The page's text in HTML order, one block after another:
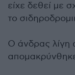
είχε δεθεί με
το
Ο άνδρας λίγη